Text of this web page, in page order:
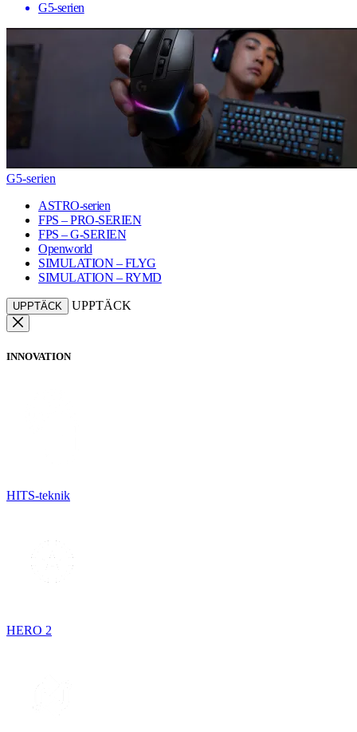
G5-serien
G5-serien
ASTRO-serien
FPS – PRO-SERIEN
FPS – G-SERIEN
Openworld
SIMULATION – FLYG
SIMULATION – RYMD
UPPTÄCK UPPTÄCK
INNOVATION
HITS-teknik
HERO 2